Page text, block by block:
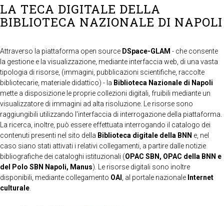
LA TECA DIGITALE DELLA
BIBLIOTECA NAZIONALE DI NAPOLI
Attraverso la piattaforma open source DSpace-GLAM - che consente
la gestione e la visualizzazione, mediante interfaccia web, di una vasta
tipologia di risorse, (immagini, pubblicazioni scientifiche, raccolte
bibliotecarie, materiale didattico) - la Biblioteca Nazionale di Napoli
mette a disposizione le proprie collezioni digitali, fruibili mediante un
visualizzatore di immagini ad alta risoluzione. Le risorse sono
raggiungibili utilizzando l'interfaccia di interrogazione della piattaforma.
La ricerca, inoltre, può essere effettuata interrogando il catalogo dei
contenuti presenti nel sito della Biblioteca digitale della BNN e, nel
caso siano stati attivati i relativi collegamenti, a partire dalle notizie
bibliografiche dei cataloghi istituzionali (OPAC SBN, OPAC della BNN e
del Polo SBN Napoli, Manus). Le risorse digitali sono inoltre
disponibili, mediante collegamento OAI , al portale nazionale Internet
culturale